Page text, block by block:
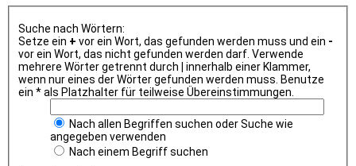
Suche nach Wörtern:
Setze ein + vor ein Wort, das gefunden werden muss und ein -
vor ein Wort, das nicht gefunden werden darf. Verwende
mehrere Wörter getrennt durch
innerhalb einer Klammer,
wenn nur eines der Wörter gefunden werden muss. Benutze
ein * als Platzhalter für teilweise Übereinstimmungen.
Nach allen Begriffen suchen oder Suche wie
angegeben verwenden
Nach einem Begriff suchen